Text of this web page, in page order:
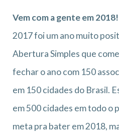
Vem com a gente em 2018!
2017 foi um ano muito
Abertura Simples que
fechar o ano com 150
em 150 cidades do Brasil.
em 500 cidades em todo o
meta pra bater em 2018,